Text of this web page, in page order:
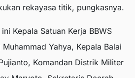
rekayasa titik, pungkasnya.
Kepala Satuan Kerja BBWS
Yahya, Kepala Balai
Komandan Distrik Militer